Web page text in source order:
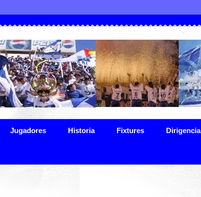
Jugadores Historia Fixtures Dirigencia